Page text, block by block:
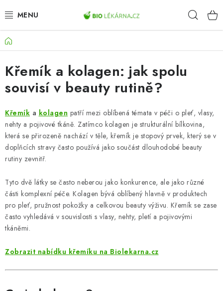
na
AKCE
DOPLŇKY STRAVY
PŘÍRODNÍ KOSMETIKA
SPORT
ZDRAVÉ POTRAVINY
ZDRAVOTNÍ OKRUHY
ZNAČKY
Odborný garant MUDr. Monika Klaudysová
Jak nakupovat
GDPR
Obchodní podmínky Kontakty
Slovník pojmů
Domů
Křemík a kolagen: jak spolu
souvisí v beauty rutině?
Křemík a kolagen patří mezi oblíbená témata v péči o pleť, vlasy,
nehty a pojivové tkáně. Zatímco kolagen je strukturální bílkovina,
která se přirozeně nachází v těle, křemík je stopový prvek, který se v
doplňcích stravy často používá jako součást dlouhodobé beauty
rutiny zevnitř.
Tyto dvě látky se často neberou jako konkurence, ale jako různé
části komplexní péče. Kolagen bývá oblíbený hlavně v produktech
pro pleť, pružnost pokožky a celkovou beauty výživu. Křemík se zase
často vyhledává v souvislosti s vlasy, nehty, pletí a pojivovými
tkáněmi.
Zobrazit nabídku křemíku na Biolekarna.cz